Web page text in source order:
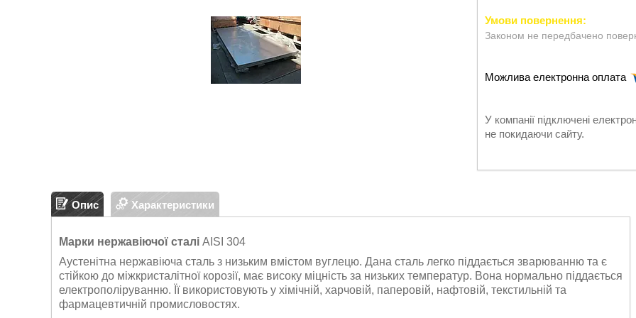
Законом не передбачено
У компанії підключені
не покидаючи сайту.
Опис Характеристики
Марки нержавіючої сталі AISI 304
Аустенітна нержавіюча сталь з низьким вмістом вуглецю. Дана сталь легко піддається зварюванню та є
стійкою до міжкристалітної корозії, має високу міцність за низьких температур. Вона нормально піддається
електрополіруванню. Її використовують у хімічній, харчовій, паперовій, нафтовій, текстильній та
фармацевтичній промисловостях.